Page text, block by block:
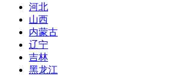
河北
山西
内蒙古
辽宁
吉林
黑龙江